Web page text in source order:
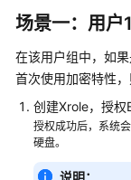
皮
书
参
考
SDK
场景一：用户
在该用户组中，如
首次使用加密特性，
创建Xrole，授权
授权成功后，系统
硬盘。
说明：